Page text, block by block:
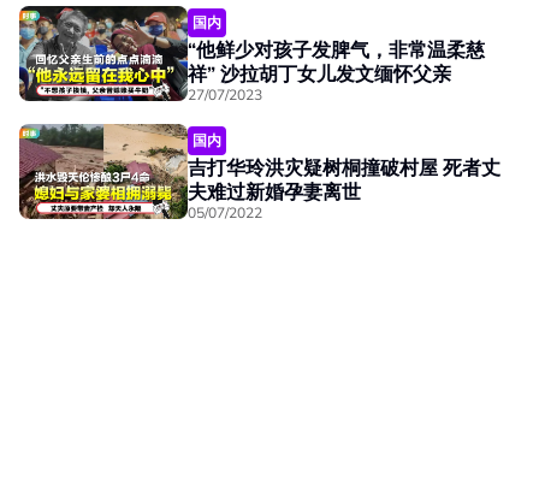
国内
“他鲜少对孩子发脾气，非常温柔慈
祥” 沙拉胡丁女儿发文缅怀父亲
27/07/2023
国内
吉打华玲洪灾疑树桐撞破村屋 死者丈
夫难过新婚孕妻离世
05/07/2022